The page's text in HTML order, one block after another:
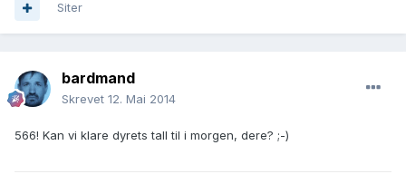
Siter
bardmand
Skrevet 12. Mai 2014
566! Kan vi klare dyrets tall til i morgen, dere? ;-)